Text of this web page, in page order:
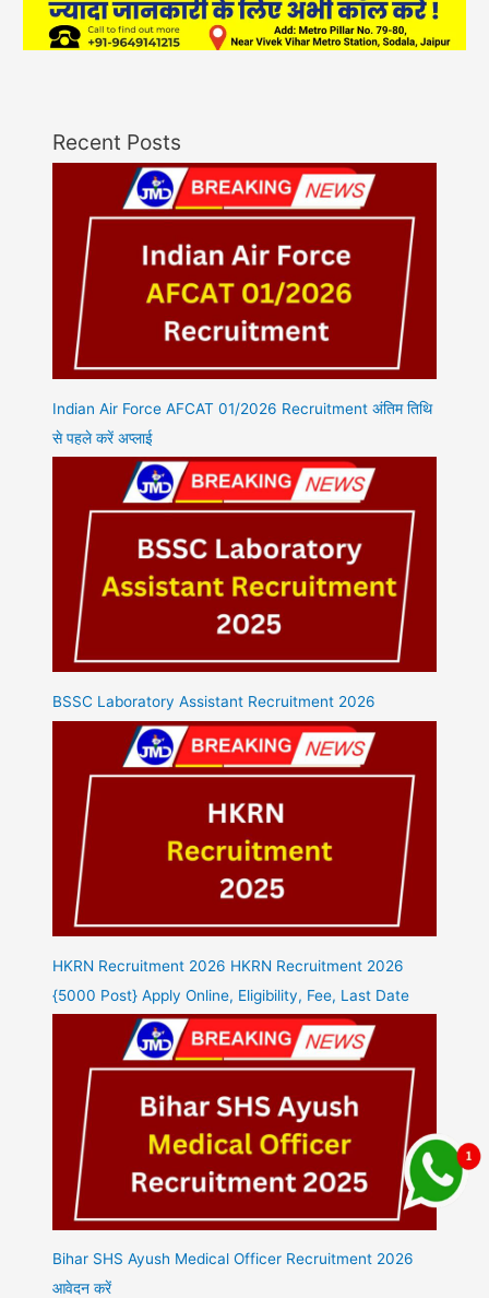
Recent Posts
Indian Air Force AFCAT 01/2026 Recruitment अंतिम तिथि
से पहले करें अप्लाई
BSSC Laboratory Assistant Recruitment 2026
HKRN Recruitment 2026 HKRN Recruitment 2026
{5000 Post} Apply Online, Eligibility, Fee, Last Date
Bihar SHS Ayush Medical Officer Recruitment 2026
आवेदन करें